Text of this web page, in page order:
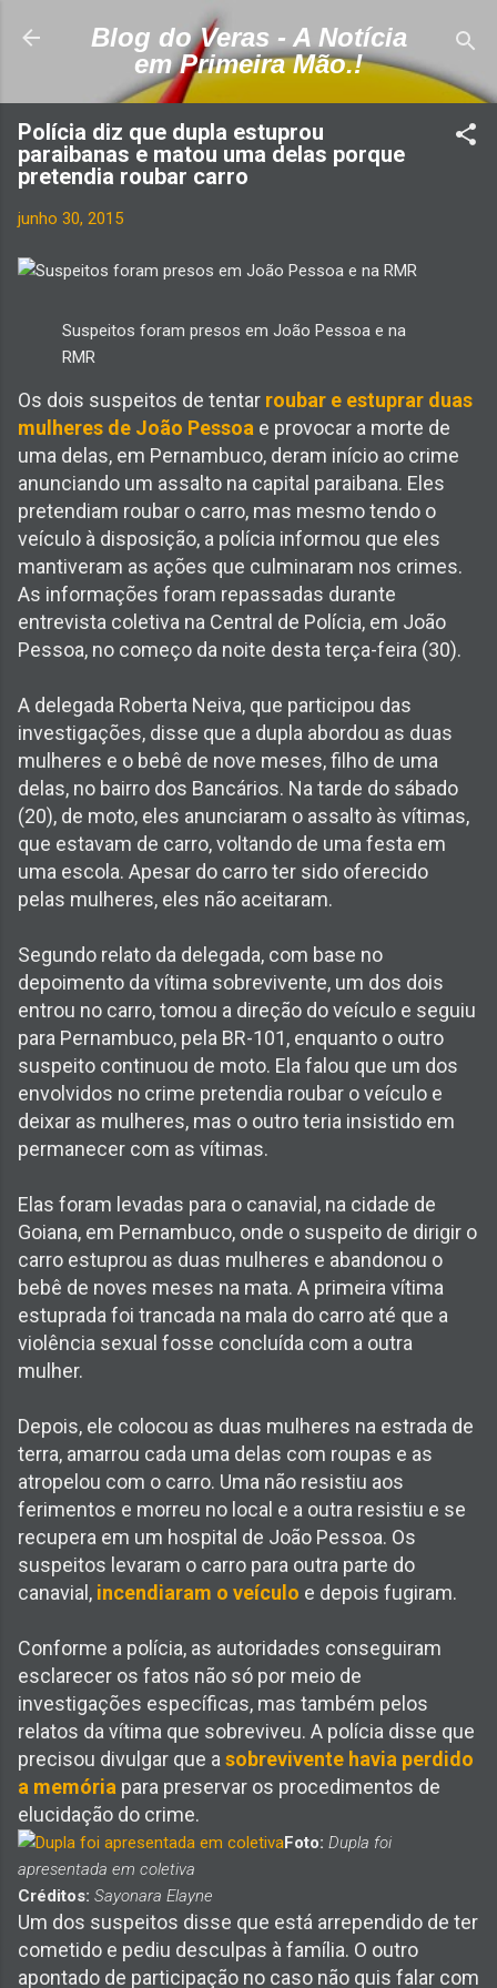
Pular para o conteúdo principal
Blog do Veras - A Notícia
em Primeira Mão.!
Polícia diz que dupla estuprou
paraibanas e matou uma delas porque
pretendia roubar carro
junho 30, 2015
Suspeitos foram presos em João Pessoa e na
RMR
Os dois suspeitos de tentar roubar e estuprar duas
mulheres de João Pessoa e provocar a morte de
uma delas, em Pernambuco, deram início ao crime
anunciando um assalto na capital paraibana. Eles
pretendiam roubar o carro, mas mesmo tendo o
veículo à disposição, a polícia informou que eles
mantiveram as ações que culminaram nos crimes.
As informações foram repassadas durante
entrevista coletiva na Central de Polícia, em João
Pessoa, no começo da noite desta terça-feira (30).
A delegada Roberta Neiva, que participou das
investigações, disse que a dupla abordou as duas
mulheres e o bebê de nove meses, filho de uma
delas, no bairro dos Bancários. Na tarde do sábado
(20), de moto, eles anunciaram o assalto às vítimas,
que estavam de carro, voltando de uma festa em
uma escola. Apesar do carro ter sido oferecido
pelas mulheres, eles não aceitaram.
Segundo relato da delegada, com base no
depoimento da vítima sobrevivente, um dos dois
entrou no carro, tomou a direção do veículo e seguiu
para Pernambuco, pela BR-101, enquanto o outro
suspeito continuou de moto. Ela falou que um dos
envolvidos no crime pretendia roubar o veículo e
deixar as mulheres, mas o outro teria insistido em
permanecer com as vítimas.
Elas foram levadas para o canavial, na cidade de
Goiana, em Pernambuco, onde o suspeito de dirigir o
carro estuprou as duas mulheres e abandonou o
bebê de noves meses na mata. A primeira vítima
estuprada foi trancada na mala do carro até que a
violência sexual fosse concluída com a outra
mulher.
Depois, ele colocou as duas mulheres na estrada de
terra, amarrou cada uma delas com roupas e as
atropelou com o carro. Uma não resistiu aos
ferimentos e morreu no local e a outra resistiu e se
recupera em um hospital de João Pessoa. Os
suspeitos levaram o carro para outra parte do
canavial, incendiaram o veículo e depois fugiram.
Conforme a polícia, as autoridades conseguiram
esclarecer os fatos não só por meio de
investigações específicas, mas também pelos
relatos da vítima que sobreviveu. A polícia disse que
precisou divulgar que a sobrevivente havia perdido
a memória para preservar os procedimentos de
elucidação do crime.
Foto: Dupla foi
apresentada em coletiva
Créditos: Sayonara Elayne
Um dos suspeitos disse que está arrependido de ter
cometido e pediu desculpas à família. O outro
apontado de participação no caso não quis falar com